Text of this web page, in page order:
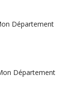
Département
Département